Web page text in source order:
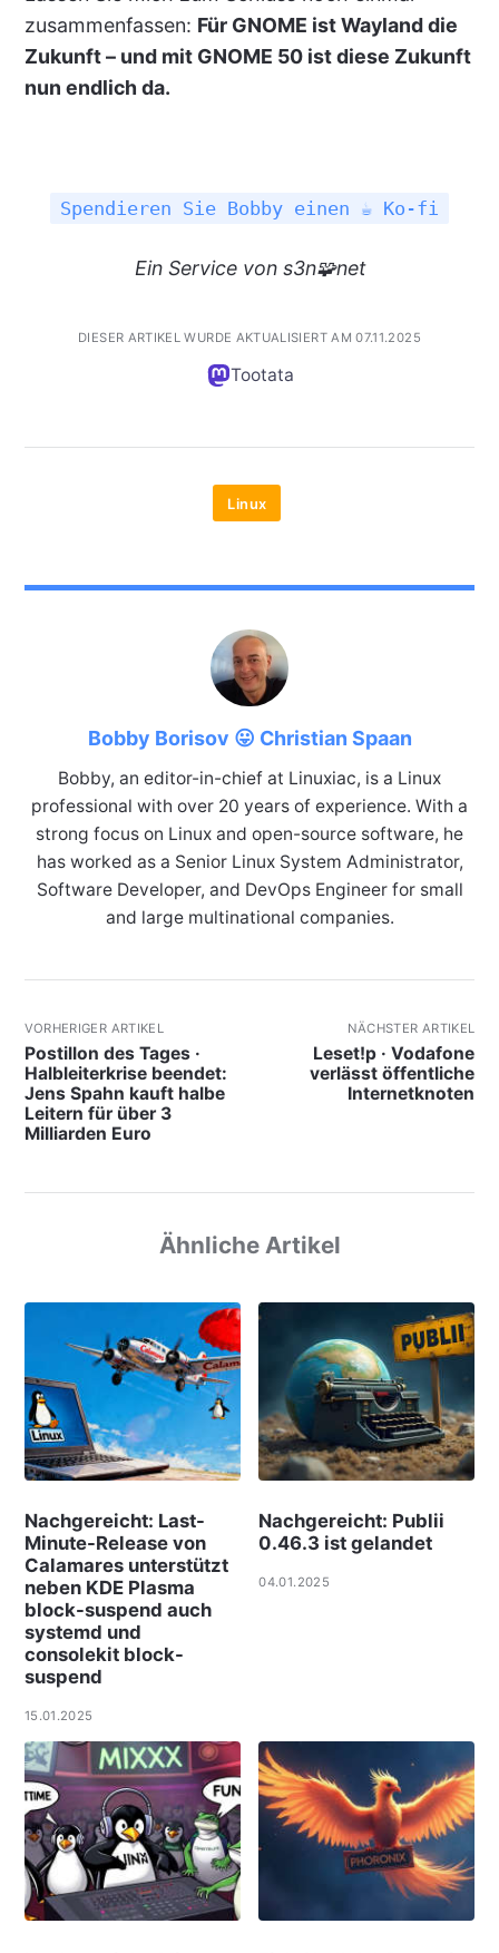
zusammenfassen: Für GNOME ist Wayland die
Zukunft – und mit GNOME 50 ist diese Zukunft
nun endlich da.
Spendieren Sie Bobby einen ☕ Ko-fi
Ein Servicevon s3n🧩net
DIESER ARTIKEL WURDE AKTUALISIERT AM 07.11.2025
Tootata
Linux
Bobby Borisov 😛 Christian Spaan
Bobby, an editor-in-chief at Linuxiac, is a Linux
professional with over 20 years of experience. With a
strong focus on Linux and open-source software, he
has worked as a Senior Linux System Administrator,
Software Developer, and DevOps Engineer for small
and large multinational companies.
VORHERIGER ARTIKEL
Postillon des Tages ·
Halbleiterkrise beendet:
Jens Spahn kauft halbe
Leitern für über 3
Milliarden Euro
NÄCHSTER ARTIKEL
Leset!p · Vodafone
verlässt öffentliche
Internetknoten
Ähnliche Artikel
Nachgereicht: Last-
Minute-Release von
Calamares unterstützt
neben KDE Plasma
block-suspend auch
systemd und
consolekit block-
suspend
15.01.2025
Nachgereicht: Publii
0.46.3 ist gelandet
04.01.2025